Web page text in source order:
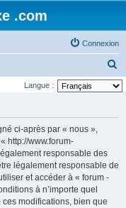
.com
Connexion
e
Langue :
ci-après par « nous »,
http://www.forum-
responsable des
légalement responsable de
et accéder à « forum -
à n’importe quel
modifications, bien que